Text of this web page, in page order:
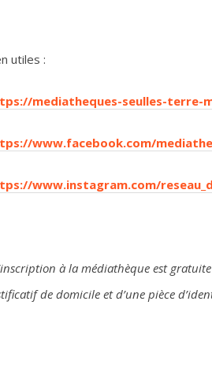
utiles :
mediatheques-seulles-terre-
www.facebook.com/
www.instagram.com/
à la médiathèque est
de domicile et d’une pièce